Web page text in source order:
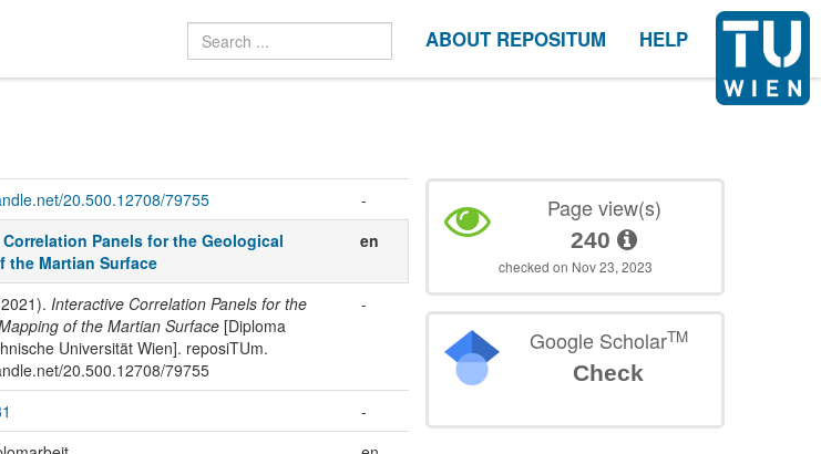
ABOUT REPOSITUM HELP
20.500.12708/79755
-
Panels for the Geological
the Martian Surface
en
Interactive Correlation Panels for the
of the Martian Surface[Diploma
Universität Wien]. reposiTUm.
20.500.12708/79755
-
-
Page view(s)
240
checked on Nov 23, 2023
Google ScholarTM
Check